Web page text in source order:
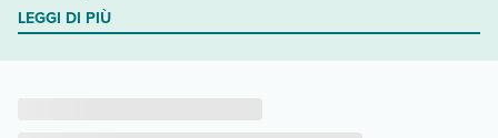
LEGGI DI PIÙ